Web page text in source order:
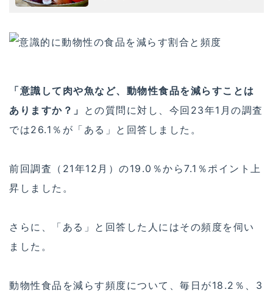
「意識して肉や魚など、動物性食品を減らすことは
ありますか？」 との質問に対し、今回23年1月の調査
では26.1％が「ある」と回答しました。
前回調査（21年12月）の19.0％から7.1％ポイント上
昇しました。
さらに、「ある」と回答した人にはその頻度を伺い
ました。
動物性食品を減らす頻度について、毎日が18.2％、3